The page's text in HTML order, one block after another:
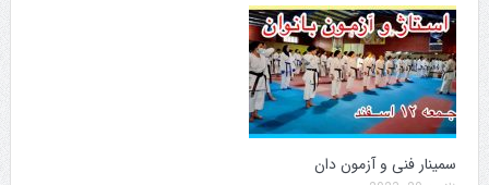
سمینار فنی و آزمون دان